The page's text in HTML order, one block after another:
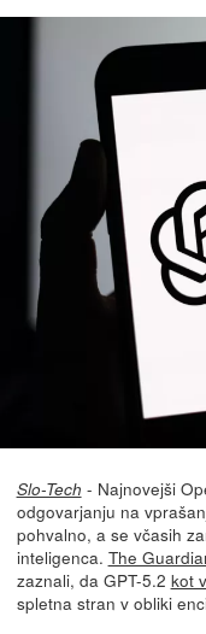
Slo-Tech - Najnovejši
odgovarjanju na
pohvalno, a se včasih
inteligenca. The
zaznali, da GPT-5.2 kot
spletna stran v obliki